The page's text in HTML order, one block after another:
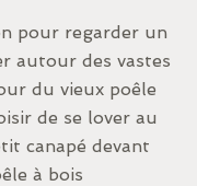
pour regarder un
autour des vastes
du vieux poêle
de se lover au
canapé devant
à bois